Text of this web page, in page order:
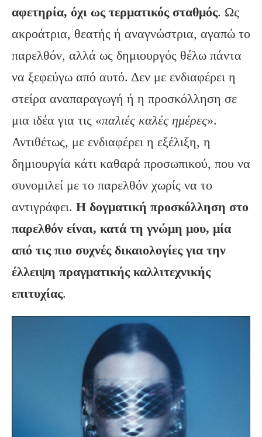
αφετηρία, όχι ως τερματικός σταθμός. Ως
ακροάτρια, θεατής ή αναγνώστρια, αγαπώ το
παρελθόν, αλλά ως δημιουργός θέλω πάντα
να ξεφεύγω από αυτό. Δεν με ενδιαφέρει η
στείρα αναπαραγωγή ή η προσκόλληση σε
μια ιδέα για τις «παλιές καλές ημέρες».
Αντιθέτως, με ενδιαφέρει η εξέλιξη, η
δημιουργία κάτι καθαρά προσωπικού, που να
συνομιλεί με το παρελθόν χωρίς να το
αντιγράφει. Η δογματική προσκόλληση στο
παρελθόν είναι, κατά τη γνώμη μου, μία
από τις πιο συχνές δικαιολογίες για την
έλλειψη πραγματικής καλλιτεχνικής
επιτυχίας.